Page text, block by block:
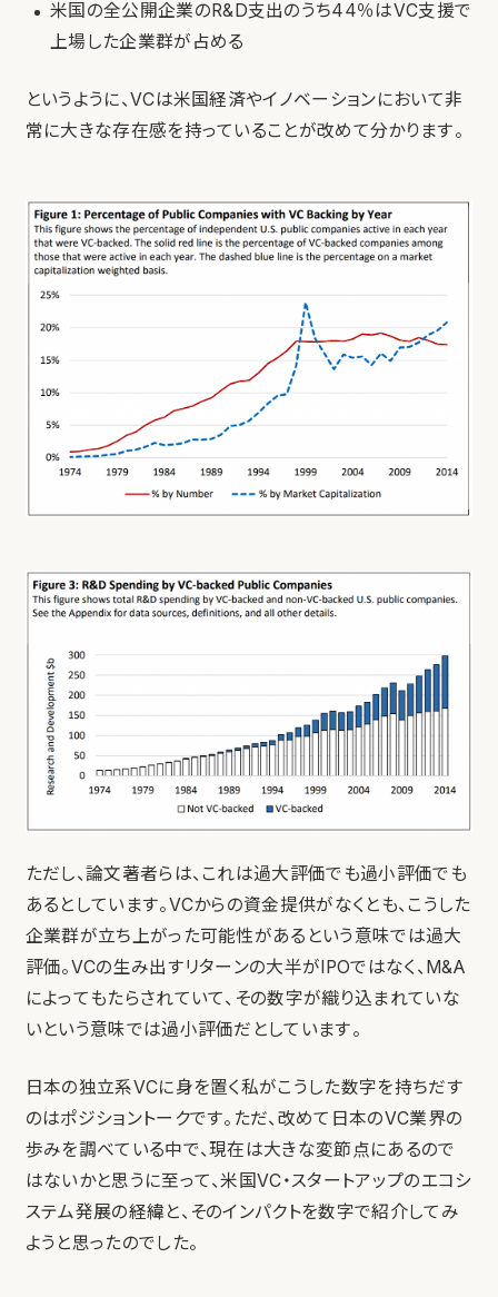
米国の全公開企業のR&D支出のうち44％はVC支援で
上場した企業群が占める
というように、VCは米国経済やイノベーションにおいて非
常に大きな存在感を持っていることが改めて分かります。
ただし、論文著者らは、これは過大評価でも過小評価でも
あるとしています。VCからの資金提供がなくとも、こうした
企業群が立ち上がった可能性があるという意味では過大
評価。VCの生み出すリターンの大半がIPOではなく、M&A
によってもたらされていて、その数字が織り込まれていな
いという意味では過小評価だとしています。
日本の独立系VCに身を置く私がこうした数字を持ちだす
のはポジショントークです。ただ、改めて日本のVC業界の
歩みを調べている中で、現在は大きな変節点にあるので
はないかと思うに至って、米国VC・スタートアップのエコシ
ステム発展の経緯と、そのインパクトを数字で紹介してみ
ようと思ったのでした。